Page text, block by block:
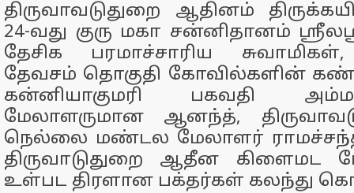
திருவாவடுதுறை ஆதினம்
24-வது குரு மகா சன்னிதானம்
தேசிக பரமாச்சாரிய
தேவசம் தொகுதி கோவில்களின்
கன்னியாகுமரி பகவதி
மேலாளருமான ஆனந்த்,
நெல்லை மண்டல மேலாளர்
திருவாடுதுறை ஆதீன கிளைமட
உள்பட திரளான பக்தர்கள் கலந்து